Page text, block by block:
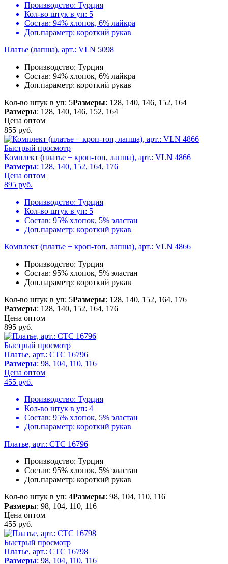
Производство: Турция
Кол-во штук в уп: 5
Состав: 94% хлопок, 6% лайкра
Доп.параметр: короткий рукав
Платье (лапша), арт.: VLN 5098
Производство: Турция
Состав: 94% хлопок, 6% лайкра
Доп.параметр: короткий рукав
Кол-во штук в уп: 5Размеры: 128, 140, 146, 152, 164
Размеры: 128, 140, 146, 152, 164
Цена оптом
855 руб.
Быстрый просмотр
Комплект (платье + кроп-топ, лапша), арт.: VLN 4866
Размеры: 128, 140, 152, 164, 176
Цена оптом
895 руб.
Производство: Турция
Кол-во штук в уп: 5
Состав: 95% хлопок, 5% эластан
Доп.параметр: короткий рукав
Комплект (платье + кроп-топ, лапша), арт.: VLN 4866
Производство: Турция
Состав: 95% хлопок, 5% эластан
Доп.параметр: короткий рукав
Кол-во штук в уп: 5Размеры: 128, 140, 152, 164, 176
Размеры: 128, 140, 152, 164, 176
Цена оптом
895 руб.
Быстрый просмотр
Платье, арт.: CTC 16796
Размеры: 98, 104, 110, 116
Цена оптом
455 руб.
Производство: Турция
Кол-во штук в уп: 4
Состав: 95% хлопок, 5% эластан
Доп.параметр: короткий рукав
Платье, арт.: CTC 16796
Производство: Турция
Состав: 95% хлопок, 5% эластан
Доп.параметр: короткий рукав
Кол-во штук в уп: 4Размеры: 98, 104, 110, 116
Размеры: 98, 104, 110, 116
Цена оптом
455 руб.
Быстрый просмотр
Платье, арт.: CTC 16798
Размеры: 98, 104, 110, 116